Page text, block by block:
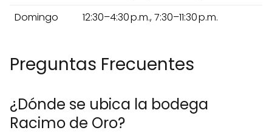
Domingo
12:30–4:30 p.m., 7:30–11:30 p.m.
Preguntas Frecuentes
¿Dónde se ubica la bodega
Racimo de Oro?